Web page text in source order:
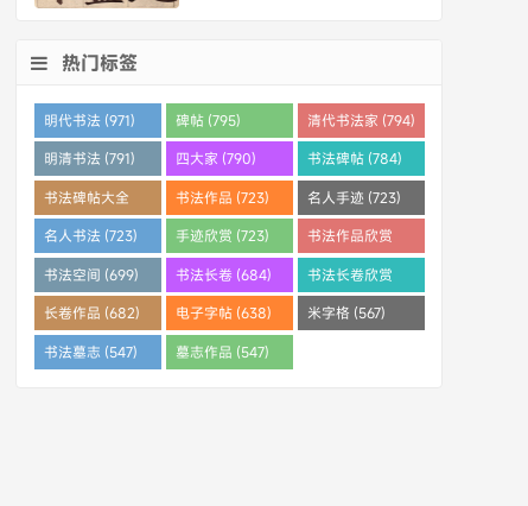
热门标签
明代书法 (971) 碑帖 (795) 清代书法家 (794)
明清书法 (791) 四大家 (790) 书法碑帖 (784)
书法碑帖大全
(784)
书法作品 (723) 名人手迹 (723)
名人书法 (723) 手迹欣赏 (723)
书法作品欣赏
(710)
书法空间 (699) 书法长卷 (684)
书法长卷欣赏
(682)
长卷作品 (682) 电子字帖 (638) 米字格 (567)
书法墓志 (547) 墓志作品 (547)